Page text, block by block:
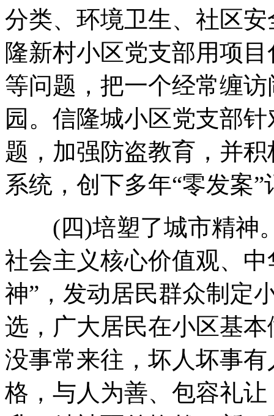
分类、环境卫生、社区
隆新村小区党支部用项
等问题，把一个经常缠
园。信隆城小区党支部
题，加强防盗教育，并
系统，创下多年“零发案”
(四)培塑了城市精神
社会主义核心价值观、
神”，发动居民群众制定
选，广大居民在小区基
没事常来往，坏人坏事
格，与人为善、包容礼